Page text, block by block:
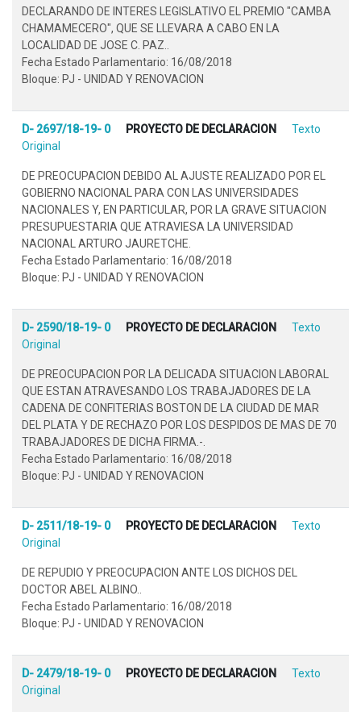
DECLARANDO DE INTERES LEGISLATIVO EL PREMIO "CAMBA
CHAMAMECERO", QUE SE LLEVARA A CABO EN LA
LOCALIDAD DE JOSE C. PAZ..
Fecha Estado Parlamentario: 16/08/2018
Bloque: PJ - UNIDAD Y RENOVACION
D- 2697/18-19- 0 PROYECTO DE DECLARACION
Texto
Original
DE PREOCUPACION DEBIDO AL AJUSTE REALIZADO POR EL
GOBIERNO NACIONAL PARA CON LAS UNIVERSIDADES
NACIONALES Y, EN PARTICULAR, POR LA GRAVE SITUACION
PRESUPUESTARIA QUE ATRAVIESA LA UNIVERSIDAD
NACIONAL ARTURO JAURETCHE.
Fecha Estado Parlamentario: 16/08/2018
Bloque: PJ - UNIDAD Y RENOVACION
D- 2590/18-19- 0 PROYECTO DE DECLARACION
Texto
Original
DE PREOCUPACION POR LA DELICADA SITUACION LABORAL
QUE ESTAN ATRAVESANDO LOS TRABAJADORES DE LA
CADENA DE CONFITERIAS BOSTON DE LA CIUDAD DE MAR
DEL PLATA Y DE RECHAZO POR LOS DESPIDOS DE MAS DE 70
TRABAJADORES DE DICHA FIRMA.-.
Fecha Estado Parlamentario: 16/08/2018
Bloque: PJ - UNIDAD Y RENOVACION
D- 2511/18-19- 0 PROYECTO DE DECLARACION
Texto
Original
DE REPUDIO Y PREOCUPACION ANTE LOS DICHOS DEL
DOCTOR ABEL ALBINO..
Fecha Estado Parlamentario: 16/08/2018
Bloque: PJ - UNIDAD Y RENOVACION
D- 2479/18-19- 0 PROYECTO DE DECLARACION
Texto
Original